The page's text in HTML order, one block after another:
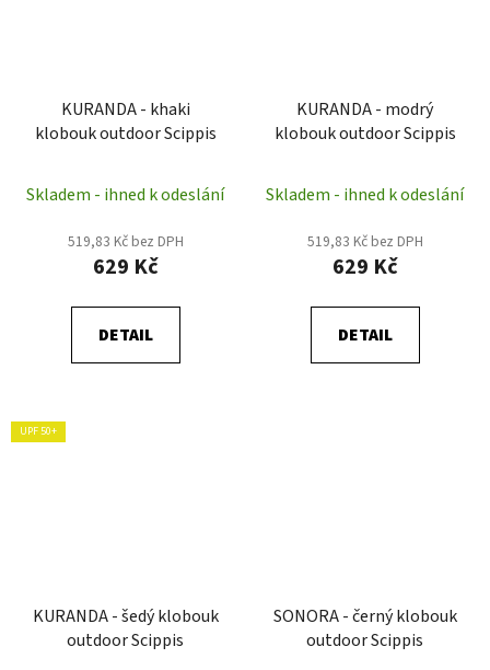
KURANDA - khaki
klobouk outdoor Scippis
Skladem - ihned k odeslání
519,83 Kč bez DPH
629 Kč
DETAIL
KURANDA - modrý
klobouk outdoor Scippis
Skladem - ihned k odeslání
519,83 Kč bez DPH
629 Kč
DETAIL
UPF 50+
KURANDA - šedý klobouk
outdoor Scippis
SONORA - černý klobouk
outdoor Scippis